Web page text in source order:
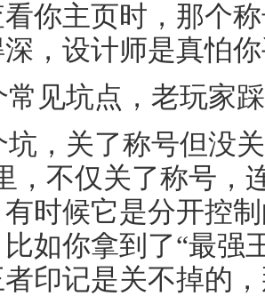
你主页时，那个
，设计师是真怕
常见坑点，老玩家
坑，关了称号但没
，不仅关了称号，
时候它是分开控
如你拿到了“最强
印记是关不掉的